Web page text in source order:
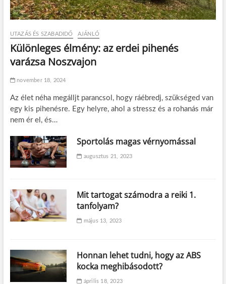
UTAZÁS ÉS SZABADIDŐ AJÁNLÓ
Különleges élmény: az erdei pihenés
varázsa Noszvajon
november 18, 2024
Az élet néha megálljt parancsol, hogy ráébredj, szükséged van
egy kis pihenésre. Egy helyre, ahol a stressz és a rohanás már
nem ér el, és…
Sportolás magas vérnyomással
augusztus 21, 2023
Mit tartogat számodra a reiki 1.
tanfolyam?
május 13, 2023
Honnan lehet tudni, hogy az ABS
kocka meghibásodott?
április 18, 2023